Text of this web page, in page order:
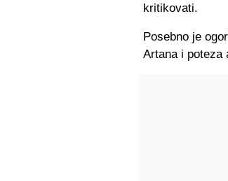
kritikovati.
Posebno je
Artana i poteza